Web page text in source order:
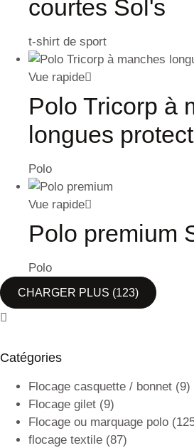
courtes Sol's
t-shirt de sport
Vue rapide
Polo Tricorp à
longues
Polo
Vue rapide
Polo premium
Polo
CHARGER PLUS (123)
Catégories
Flocage casquette / bonnet (9)
Flocage gilet (9)
Flocage ou marquage polo
flocage textile (87)